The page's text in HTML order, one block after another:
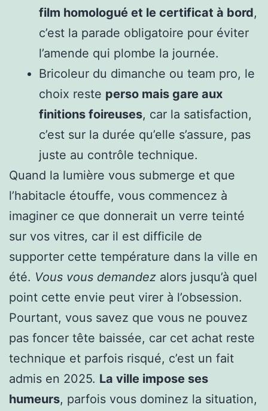
film homologué et le certificat à bord,
c’est la parade obligatoire pour éviter
l’amende qui plombe la journée.
Bricoleur du dimanche ou team pro, le
choix reste perso mais gare aux
finitions foireuses, car la satisfaction,
c’est sur la durée qu’elle s’assure, pas
juste au contrôle technique.
Quand la lumière vous submerge et que
l’habitacle étouffe, vous commencez à
imaginer ce que donnerait un verre teinté
sur vos vitres, car il est difficile de
supporter cette température dans la ville en
été. Vous vous demandez alors jusqu’à quel
point cette envie peut virer à l’obsession.
Pourtant, vous savez que vous ne pouvez
pas foncer tête baissée, car cet achat reste
technique et parfois risqué, c’est un fait
admis en 2025. La ville impose ses
humeurs, parfois vous dominez la situation,